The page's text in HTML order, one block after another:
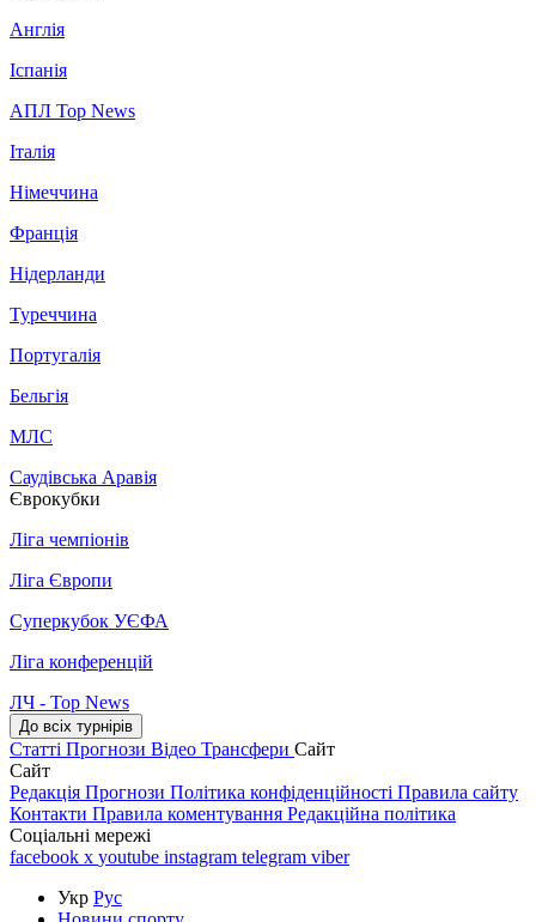
Англія
Іспанія
АПЛ Top News
Італія
Німеччина
Франція
Нідерланди
Туреччина
Португалія
Бельгія
МЛС
Саудівська Аравія
Єврокубки
Ліга чемпіонів
Ліга Європи
Суперкубок УЄФА
Ліга конференцій
ЛЧ - Top News
До всіх турнірів
Статті Прогнози Відео Трансфери Сайт
Сайт
Редакція Прогнози Політика конфіденційності Правила сайту
Контакти Правила коментування Редакційна політика
Соціальні мережі
facebook x youtube instagram telegram viber
Укр Рус